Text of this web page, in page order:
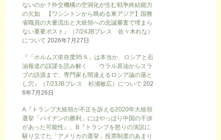
ないのか？外交機構の空洞化が生む戦争終結能力
の欠如 【ワシントンから眺める東アジア】国務
省職員の大量流出と大統領への忠誠審査で埋まら
ない重要ポスト』（7/24JBプレス 佐々木れな）
について 2026年7月27日
『「ホルムズ依存度95％」は本当か、ロシアと石
油報道の誤謬を読み解く ウラル原油からスラ
ブの語源まで、専門家も間違えるロシア論の落と
し穴』（7/23JBプレス 杉浦敏広）について 202
6年7月26日
A『トランプ大統領が不正を訴える2020年大統領
選挙「バイデンの勝利」にはやっぱり中国の干渉
があった可能性』、B『トランプを怒りの演説に
駆り立てた「アメリカの選挙」投票制度のあまり